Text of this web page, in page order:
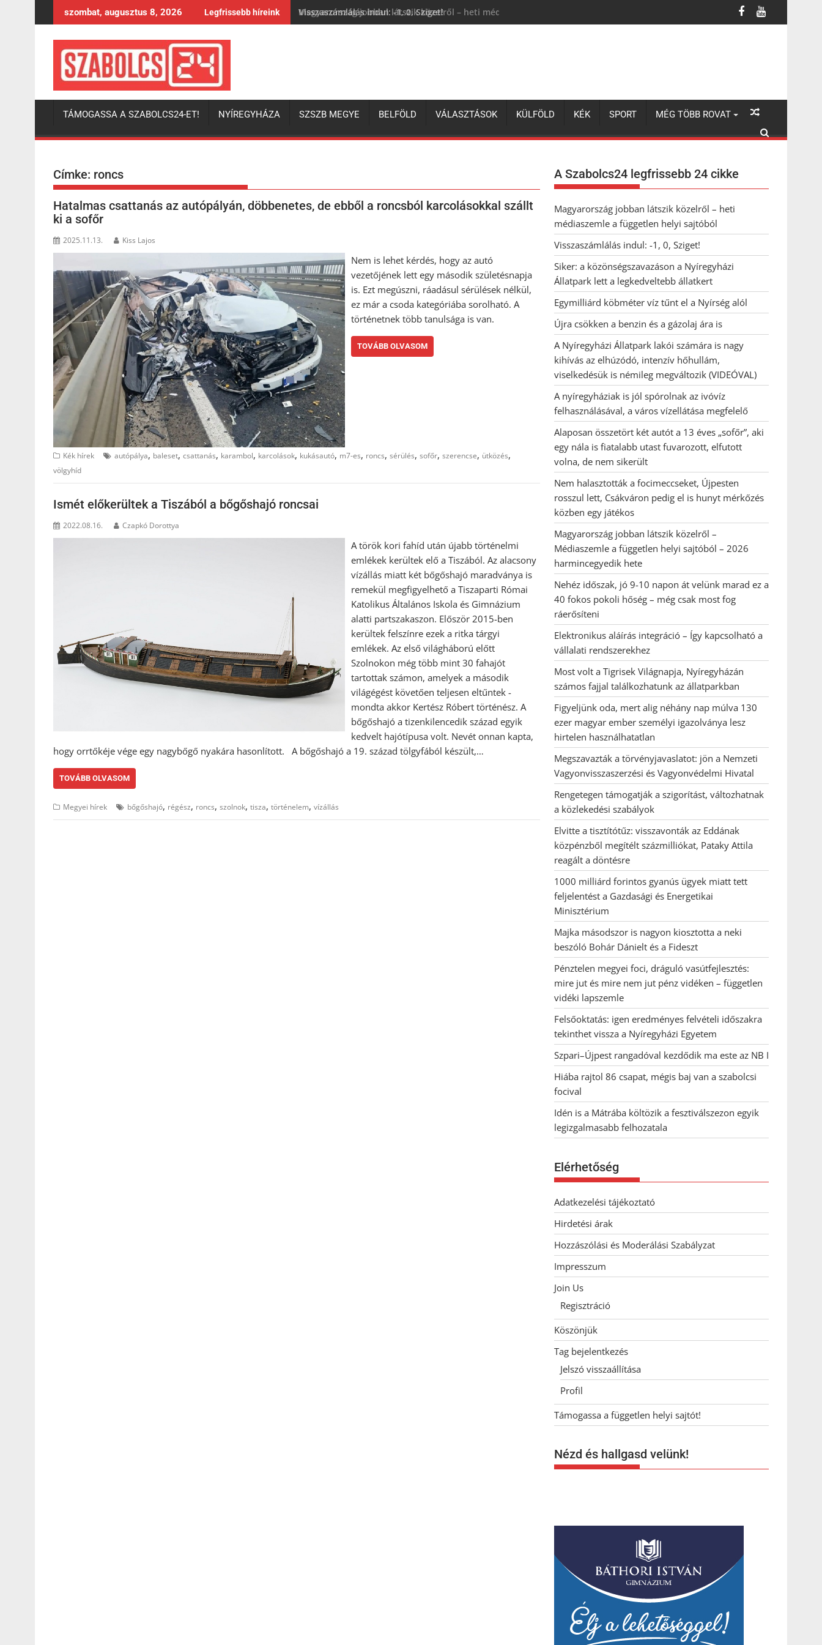
to
szombat, augusztus 8, 2026 Legfrissebb híreink Visszaszámlálás indul: -1, 0, Sziget!
TÁMOGASSA A SZABOLCS24-ET! NYÍREGYHÁZA SZSZB MEGYE BELFÖLD VÁLASZTÁSOK KÜLFÖLD KÉK SPORT MÉG TÖBB ROVAT
Címke: roncs
Hatalmas csattanás az autópályán, döbbenetes, de ebből a roncsból karcolásokkal szállt
ki a sofőr
2025.11.13. Kiss Lajos
Nem is lehet kérdés, hogy az autó
vezetőjének lett egy második születésnapja
is. Ezt megúszni, ráadásul sérülések nélkül,
ez már a csoda kategóriába sorolható. A
történetnek több tanulsága is van.
TOVÁBB OLVASOM
Kék hírek autópálya, baleset, csattanás, karambol, karcolások, kukásautó, m7-es, roncs, sérülés, sofőr, szerencse, ütközés,
völgyhíd
Ismét előkerültek a Tiszából a bőgőshajó roncsai
2022.08.16. Czapkó Dorottya
A török kori fahíd után újabb történelmi
emlékek kerültek elő a Tiszából. Az alacsony
vízállás miatt két bőgőshajó maradványa is
remekül megfigyelhető a Tiszaparti Római
Katolikus Általános Iskola és Gimnázium
alatti partszakaszon. Először 2015-ben
kerültek felszínre ezek a ritka tárgyi
emlékek. Az első világháború előtt
Szolnokon még több mint 30 fahajót
tartottak számon, amelyek a második
világégést követően teljesen eltűntek -
mondta akkor Kertész Róbert történész. A
bőgőshajó a tizenkilencedik század egyik
kedvelt hajótípusa volt. Nevét onnan kapta,
hogy orrtőkéje vége egy nagybőgő nyakára hasonlított. A bőgőshajó a 19. század tölgyfából készült,…
TOVÁBB OLVASOM
Megyei hírek bőgőshajó, régész, roncs, szolnok, tisza, történelem, vízállás
A Szabolcs24 legfrissebb 24 cikke
Magyarország jobban látszik közelről – heti
médiaszemle a független helyi sajtóból
Visszaszámlálás indul: -1, 0, Sziget!
Siker: a közönségszavazáson a Nyíregyházi
Állatpark lett a legkedveltebb állatkert
Egymilliárd köbméter víz tűnt el a Nyírség alól
Újra csökken a benzin és a gázolaj ára is
A Nyíregyházi Állatpark lakói számára is nagy
kihívás az elhúzódó, intenzív hőhullám,
viselkedésük is némileg megváltozik (VIDEÓVAL)
A nyíregyháziak is jól spórolnak az ivóvíz
felhasználásával, a város vízellátása megfelelő
Alaposan összetört két autót a 13 éves „sofőr”, aki
egy nála is fiatalabb utast fuvarozott, elfutott
volna, de nem sikerült
Nem halasztották a focimeccseket, Újpesten
rosszul lett, Csákváron pedig el is hunyt mérkőzés
közben egy játékos
Magyarország jobban látszik közelről –
Médiaszemle a független helyi sajtóból – 2026
harmincegyedik hete
Nehéz időszak, jó 9-10 napon át velünk marad ez a
40 fokos pokoli hőség – még csak most fog
ráerősíteni
Elektronikus aláírás integráció – Így kapcsolható a
vállalati rendszerekhez
Most volt a Tigrisek Világnapja, Nyíregyházán
számos fajjal találkozhatunk az állatparkban
Figyeljünk oda, mert alig néhány nap múlva 130
ezer magyar ember személyi igazolványa lesz
hirtelen használhatatlan
Megszavazták a törvényjavaslatot: jön a Nemzeti
Vagyonvisszaszerzési és Vagyonvédelmi Hivatal
Rengetegen támogatják a szigorítást, változhatnak
a közlekedési szabályok
Elvitte a tisztítótűz: visszavonták az Eddának
közpénzből megítélt százmilliókat, Pataky Attila
reagált a döntésre
1000 milliárd forintos gyanús ügyek miatt tett
feljelentést a Gazdasági és Energetikai
Minisztérium
Majka másodszor is nagyon kiosztotta a neki
beszóló Bohár Dánielt és a Fideszt
Pénztelen megyei foci, dráguló vasútfejlesztés:
mire jut és mire nem jut pénz vidéken – független
vidéki lapszemle
Felsőoktatás: igen eredményes felvételi időszakra
tekinthet vissza a Nyíregyházi Egyetem
Szpari–Újpest rangadóval kezdődik ma este az NB I
Hiába rajtol 86 csapat, mégis baj van a szabolcsi
focival
Idén is a Mátrába költözik a fesztiválszezon egyik
legizgalmasabb felhozatala
Elérhetőség
Adatkezelési tájékoztató
Hirdetési árak
Hozzászólási és Moderálási Szabályzat
Impresszum
Join Us
Regisztráció
Köszönjük
Tag bejelentkezés
Jelszó visszaállítása
Profil
Támogassa a független helyi sajtót!
Nézd és hallgasd velünk!